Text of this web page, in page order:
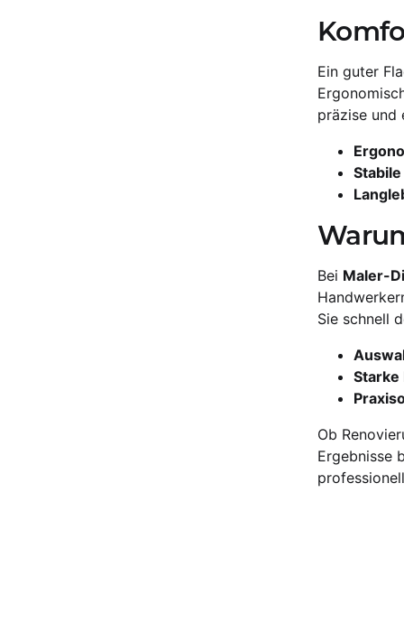
Ein guter
präzise und
Bei Maler-
Sie schnell
Starke
Ob
Ergebnisse